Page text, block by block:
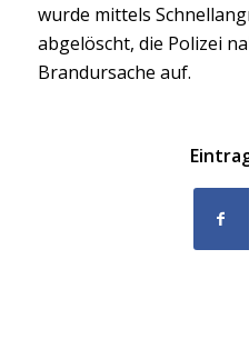
wurde mittels
abgelöscht, die Polizei
Brandursache auf.